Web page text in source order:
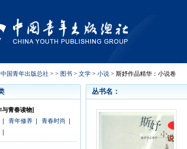
中国青年出版总社 > > 图书 > 文学 > 小说 > 斯妤作品精华：小说卷
与青春读物]
青年修养 青春时尚
丛书名：